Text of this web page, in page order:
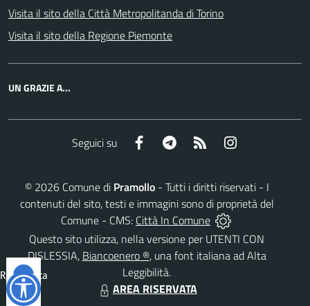
Visita il sito della Città Metropolitanda di Torino
Visita il sito della Regione Piemonte
UN GRAZIE A...
Seguici su Facebook Telegram RSS
© 2026Comune di Pramollo- Tutti i diritti riservati - I
contenuti del sito, testi e immagini sono di proprietà del
Comune - CMS: Città In Comune
Questo sito utilizza, nella versione per UTENTI CON
DISLESSIA, Biancoenero ®, una font italiana ad Alta
Leggibilità.
AREA RISERVATA
Reimposta
tutto